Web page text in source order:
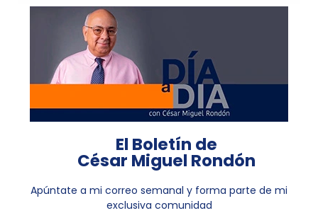
El Boletín de
César Miguel Rondón
Apúntate a mi correo semanal y forma parte de mi
exclusiva comunidad